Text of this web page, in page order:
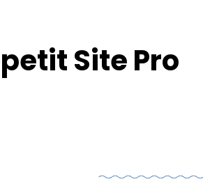
Site Pro